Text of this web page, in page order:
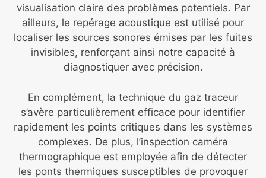
visualisation claire des problèmes potentiels. Par
ailleurs, le repérage acoustique est utilisé pour
localiser les sources sonores émises par les fuites
invisibles, renforçant ainsi notre capacité à
diagnostiquer avec précision.
En complément, la technique du gaz traceur
s’avère particulièrement efficace pour identifier
rapidement les points critiques dans les systèmes
complexes. De plus, l’inspection caméra
thermographique est employée afin de détecter
les ponts thermiques susceptibles de provoquer